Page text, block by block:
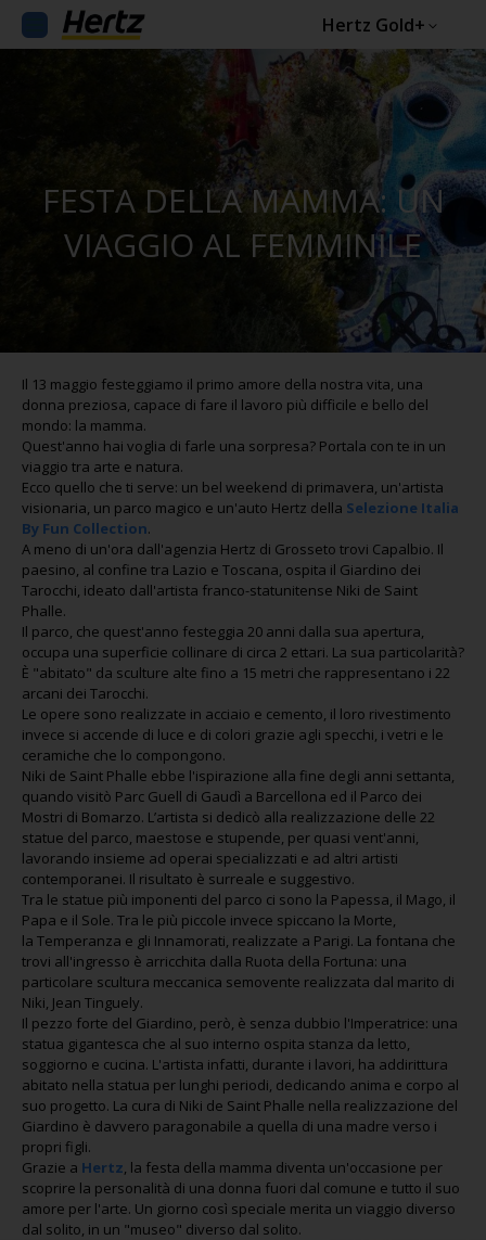
Hertz Gold+
FESTA DELLA MAMMA: UN
VIAGGIO AL FEMMINILE
Il 13 maggio festeggiamo il primo amore della nostra vita, una
donna preziosa, capace di fare il lavoro più difficile e bello del
mondo: la mamma.
Quest'anno hai voglia di farle una sorpresa? Portala con te in un
viaggio tra arte e natura.
Ecco quello che ti serve: un bel weekend di primavera, un'artista
visionaria, un parco magico e un'auto Hertz della Selezione Italia
By Fun Collection.
A meno di un'ora dall'agenzia Hertz di Grosseto trovi Capalbio. Il
paesino, al confine tra Lazio e Toscana, ospita il Giardino dei
Tarocchi, ideato dall'artista franco-statunitense Niki de Saint
Phalle.
Il parco, che quest'anno festeggia 20 anni dalla sua apertura,
occupa una superficie collinare di circa 2 ettari. La sua particolarità?
È "abitato" da sculture alte fino a 15 metri che rappresentano i 22
arcani dei Tarocchi.
Le opere sono realizzate in acciaio e cemento, il loro rivestimento
invece si accende di luce e di colori grazie agli specchi, i vetri e le
ceramiche che lo compongono.
Niki de Saint Phalle ebbe l'ispirazione alla fine degli anni settanta,
quando visitò Parc Guell di Gaudì a Barcellona ed il Parco dei
Mostri di Bomarzo. L’artista si dedicò alla realizzazione delle 22
statue del parco, maestose e stupende, per quasi vent'anni,
lavorando insieme ad operai specializzati e ad altri artisti
contemporanei. Il risultato è surreale e suggestivo.
Tra le statue più imponenti del parco ci sono la Papessa, il Mago, il
Papa e il Sole. Tra le più piccole invece spiccano la Morte,
la Temperanza e gli Innamorati, realizzate a Parigi. La fontana che
trovi all'ingresso è arricchita dalla Ruota della Fortuna: una
particolare scultura meccanica semovente realizzata dal marito di
Niki, Jean Tinguely.
Il pezzo forte del Giardino, però, è senza dubbio l'Imperatrice: una
statua gigantesca che al suo interno ospita stanza da letto,
soggiorno e cucina. L'artista infatti, durante i lavori, ha addirittura
abitato nella statua per lunghi periodi, dedicando anima e corpo al
suo progetto. La cura di Niki de Saint Phalle nella realizzazione del
Giardino è davvero paragonabile a quella di una madre verso i
propri figli.
Grazie a Hertz, la festa della mamma diventa un'occasione per
scoprire la personalità di una donna fuori dal comune e tutto il suo
amore per l'arte. Un giorno così speciale merita un viaggio diverso
dal solito, in un "museo" diverso dal solito.